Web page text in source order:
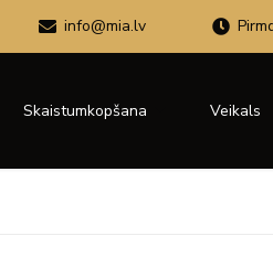
info@mia.lv
Skaistumkopšana Veikals